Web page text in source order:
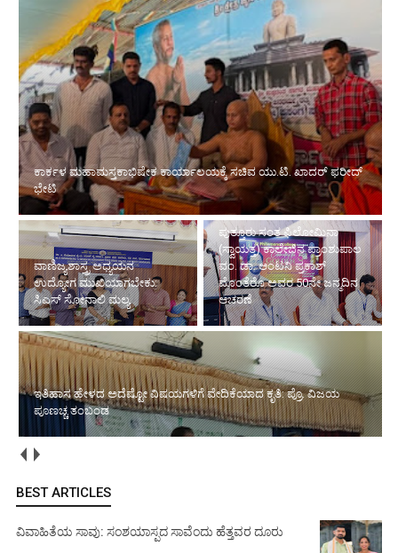
ಕಾರ್ಕಳ ಮಹಾಮಸ್ತಕಾಭಿಷೇಕ ಕಾರ್ಯಾಲಯಕ್ಕೆ ಸಚಿವ ಯು.ಟಿ. ಖಾದರ್ ಫರೀದ್
ಭೇಟಿ
ವಾಣಿಜ್ಯಶಾಸ್ತ್ರ ಅಧ್ಯಯನ
ಉದ್ಯೋಗ ಮುಖಿಯಾಗಬೇಕು:
ಸಿಎಸ್ ಸೋನಾಲಿ ಮಲ್ಯ
ಪುತ್ತೂರು ಸಂತ ಫಿಲೋಮಿನಾ
(ಸ್ವಾಯತ್ತ) ಕಾಲೇಜಿನ ಪ್ರಾಂಶುಪಾಲ
ವಂ. ಡಾ. ಆಂಟನಿ ಪ್ರಕಾಶ್
ಮೊಂತೆರೊ ಅವರ 50ನೇ ಜನ್ಮದಿನ
ಆಚರಣೆ
ಇತಿಹಾಸ ಹೇಳದ ಅದೆಷ್ಟೋ ವಿಷಯಗಳಿಗೆ ವೇದಿಕೆಯಾದ ಕೃತಿ: ಪ್ರೊ. ವಿಜಯ
ಪೂಣಚ್ಚ ತಂಬಂಡ
BEST ARTICLES
ವಿವಾಹಿತೆಯ ಸಾವು: ಸಂಶಯಾಸ್ಪದ ಸಾವೆಂದು ಹೆತ್ತವರ ದೂರು